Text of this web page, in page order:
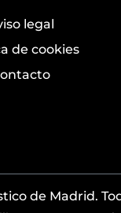
legal
de cookies
de Madrid.